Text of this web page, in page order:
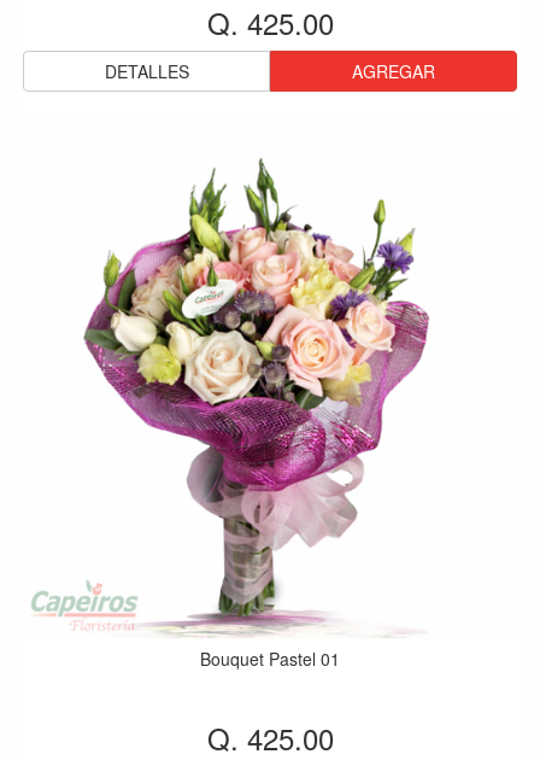
Q. 425.00
DETALLES AGREGAR
Bouquet Pastel 01
Q. 425.00